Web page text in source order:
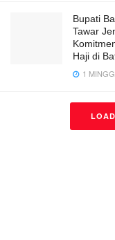
Bupati
Tawar
Haji di
1